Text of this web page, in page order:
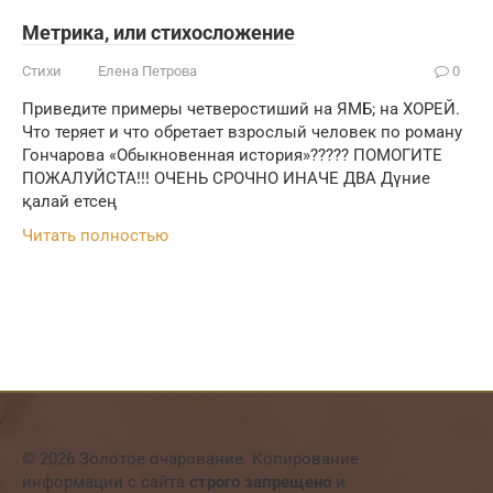
Метрика, или стихосложение
Стихи Елена Петрова 0
Приведите примеры четверостиший на ЯМБ; на ХОРЕЙ.
Что теряет и что обретает взрослый человек по роману
Гончарова «Обыкновенная история»????? ПОМОГИТЕ
ПОЖАЛУЙСТА!!! ОЧЕНЬ СРОЧНО ИНАЧЕ ДВА​ Дүние
қалай етсең
Читать полностью
© 2026 Золотое очарование. Копирование
информации с сайта строго запрещено и